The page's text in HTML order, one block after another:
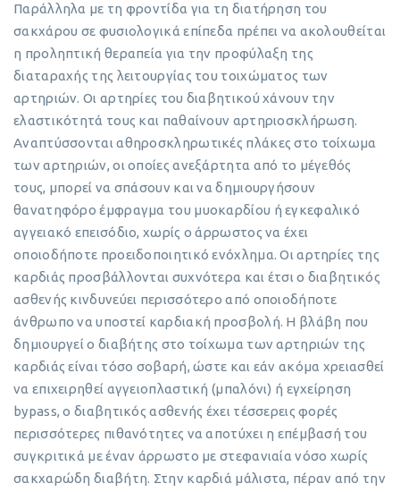
Παράλληλα με τη φροντίδα για τη διατήρηση του
σακχάρου σε φυσιολογικά επίπεδα πρέπει να ακολουθείται
η προληπτική θεραπεία για την προφύλαξη της
διαταραχής της λειτουργίας του τοιχώματος των
αρτηριών. Οι αρτηρίες του διαβητικού χάνουν την
ελαστικότητά τους και παθαίνουν αρτηριοσκλήρωση.
Αναπτύσσονται αθηροσκληρωτικές πλάκες στο τοίχωμα
των αρτηριών, οι οποίες ανεξάρτητα από το μέγεθός
τους, μπορεί να σπάσουν και να δημιουργήσουν
θανατηφόρο έμφραγμα του μυοκαρδίου ή εγκεφαλικό
αγγειακό επεισόδιο, χωρίς ο άρρωστος να έχει
οποιοδήποτε προειδοποιητικό ενόχλημα. Οι αρτηρίες της
καρδιάς προσβάλλονται συχνότερα και έτσι ο διαβητικός
ασθενής κινδυνεύει περισσότερο από οποιοδήποτε
άνθρωπο να υποστεί καρδιακή προσβολή. Η βλάβη που
δημιουργεί ο διαβήτης στο τοίχωμα των αρτηριών της
καρδιάς είναι τόσο σοβαρή, ώστε και εάν ακόμα χρειασθεί
να επιχειρηθεί αγγειοπλαστική (μπαλόνι) ή εγχείρηση
bypass, ο διαβητικός ασθενής έχει τέσσερεις φορές
περισσότερες πιθανότητες να αποτύχει η επέμβασή του
συγκριτικά με έναν άρρωστο με στεφανιαία νόσο χωρίς
σακχαρώδη διαβήτη. Στην καρδιά μάλιστα, πέραν από την